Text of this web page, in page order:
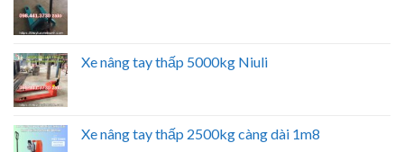
Xe nâng tay thấp 5000kg Niuli
Xe nâng tay thấp 2500kg càng dài 1m8